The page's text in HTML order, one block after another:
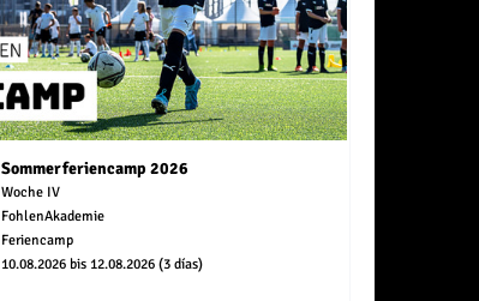
Sommerferiencamp 2026
Woche IV
FohlenAkademie
Feriencamp
10.08.2026 bis 12.08.2026 (3 días)